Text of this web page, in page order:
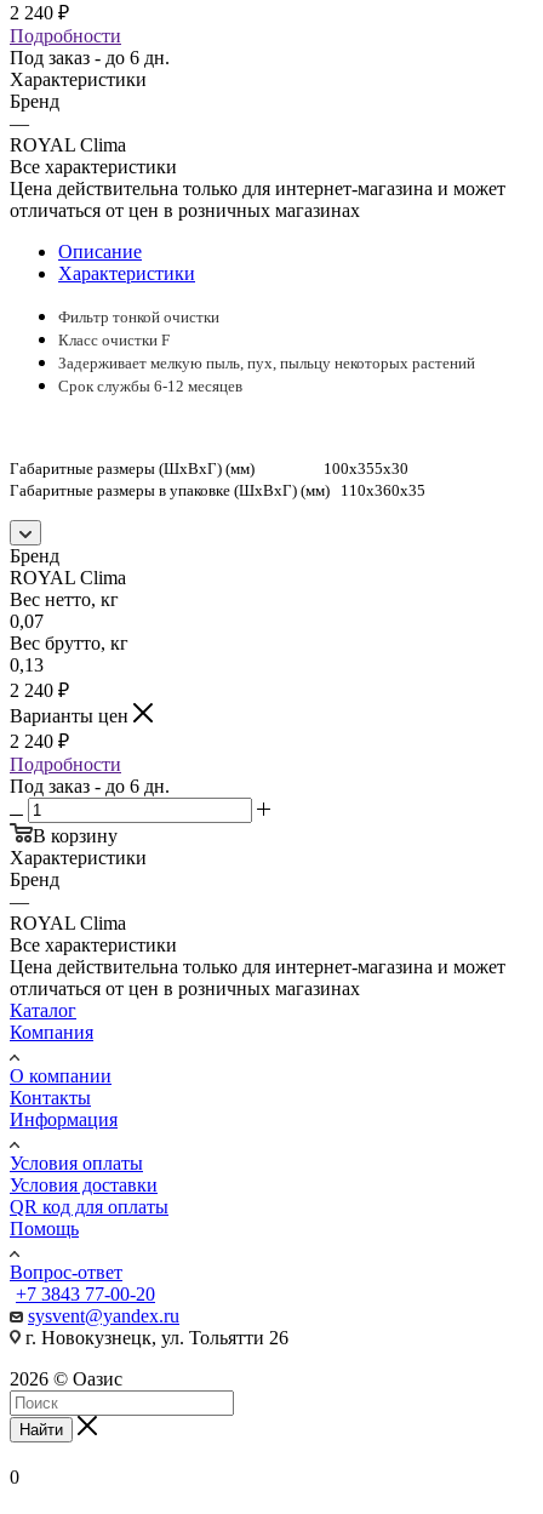
2 240 ₽
Подробности
Под заказ - до 6 дн.
Характеристики
Бренд
—
ROYAL Clima
Все характеристики
Цена действительна только для интернет-магазина и может
отличаться от цен в розничных магазинах
Описание
Характеристики
Фильтр тонкой очистки
Класс очистки F
Задерживает мелкую пыль, пух, пыльцу некоторых растений
Срок службы 6-12 месяцев
Габаритные размеры (ШxВxГ) (мм) 100x355x30
Габаритные размеры в упаковке (ШxВxГ) (мм) 110x360x35
Бренд
ROYAL Clima
Вес нетто, кг
0,07
Вес брутто, кг
0,13
2 240 ₽
Варианты цен
2 240 ₽
Подробности
Под заказ - до 6 дн.
В корзину
Характеристики
Бренд
—
ROYAL Clima
Все характеристики
Цена действительна только для интернет-магазина и может
отличаться от цен в розничных магазинах
Каталог
Компания
О компании
Контакты
Информация
Условия оплаты
Условия доставки
QR код для оплаты
Помощь
Вопрос-ответ
+7 3843 77-00-20
sysvent@yandex.ru
г. Новокузнецк, ул. Тольятти 26
2026 © Оазис
Найти
0